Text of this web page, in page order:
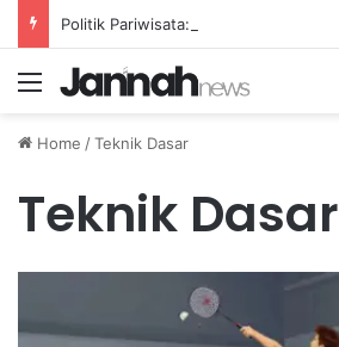
Menu
Home /Teknik Dasar
Teknik Dasar